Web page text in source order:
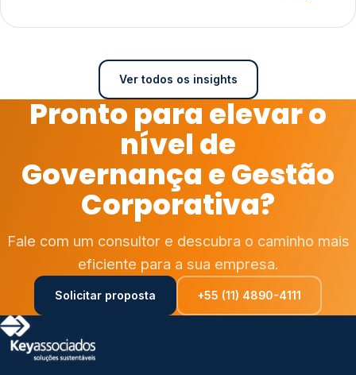
Ver todos os insights
Pronto para elevar o
nível de
Governança e Gestão
Corporativa?
Fale com um consultor e descubra o caminho mais
eficiente para a sua empresa.
Solicitar proposta +55 (11) 4890-4111